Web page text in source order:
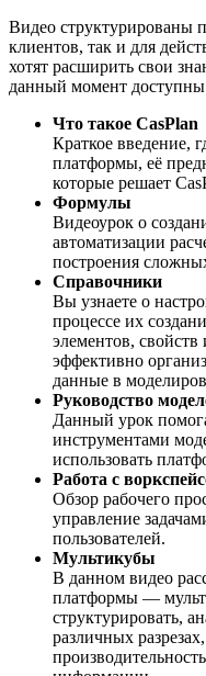
Видео структурированы
клиентов, так и для
хотят расширить свои
данный момент доступны
Что такое CasPlan
Краткое введение,
платформы, её
которые решает
Формулы
Видеоурок о
автоматизации
построения
Справочники
Вы узнаете о
процессе их
элементов,
эффективно
данные в
Руководство
Данный урок
инструментами
использовать
Работа с
Обзор рабочего
управление
пользователей.
Мультикубы
В данном видео
платформы —
структурировать,
различных